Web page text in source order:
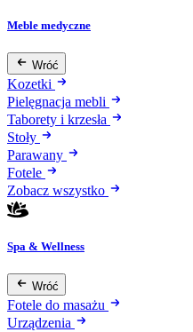
Meble medyczne
Wróć
Kozetki
Pielęgnacja mebli
Taborety i krzesła
Stoły
Parawany
Fotele
Zobacz wszystko
Spa & Wellness
Wróć
Fotele do masażu
Urządzenia